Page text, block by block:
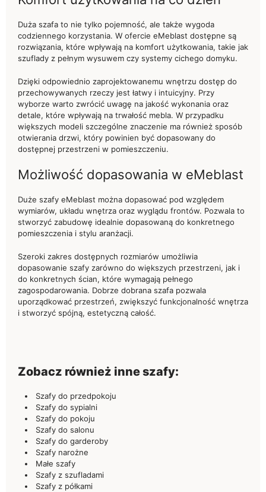
Duża szafa to nie tylko pojemność, ale także wygoda
codziennego korzystania. W ofercie eMeblast dostępne są
rozwiązania, które wpływają na komfort użytkowania, takie jak
szuflady z pełnym wysuwem czy systemy cichego domyku.
Dzięki odpowiednio zaprojektowanemu wnętrzu dostęp do
przechowywanych rzeczy jest łatwy i intuicyjny. Przy
wyborze warto zwrócić uwagę na jakość wykonania oraz
detale, które wpływają na trwałość mebla. W przypadku
większych modeli szczególne znaczenie ma również sposób
otwierania drzwi, który powinien być dopasowany do
dostępnej przestrzeni w pomieszczeniu.
Możliwość dopasowania w eMeblast
Duże szafy eMeblast można dopasować pod względem
wymiarów, układu wnętrza oraz wyglądu frontów. Pozwala to
stworzyć zabudowę idealnie dopasowaną do konkretnego
pomieszczenia i stylu aranżacji.
Szeroki zakres dostępnych rozmiarów umożliwia
dopasowanie szafy zarówno do większych przestrzeni, jak i
do konkretnych ścian, które wymagają pełnego
zagospodarowania. Dobrze dobrana szafa pozwala
uporządkować przestrzeń, zwiększyć funkcjonalność wnętrza
i stworzyć spójną, estetyczną całość.
Zobacz również inne szafy:
Szafy do przedpokoju
Szafy do sypialni
Szafy do pokoju
Szafy do salonu
Szafy do garderoby
Szafy narożne
Małe szafy
Szafy z szufladami
Szafy z półkami